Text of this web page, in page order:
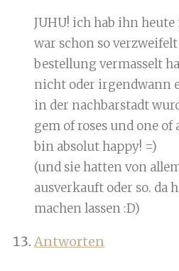
JUHU! ich hab ihn
war schon so
bestellung vermasselt
nicht oder irgendwann
in der nachbarstadt
gem of roses und one
bin absolut happy! =)
(und sie hatten von
ausverkauft oder so. da
machen lassen :D)
Antworten